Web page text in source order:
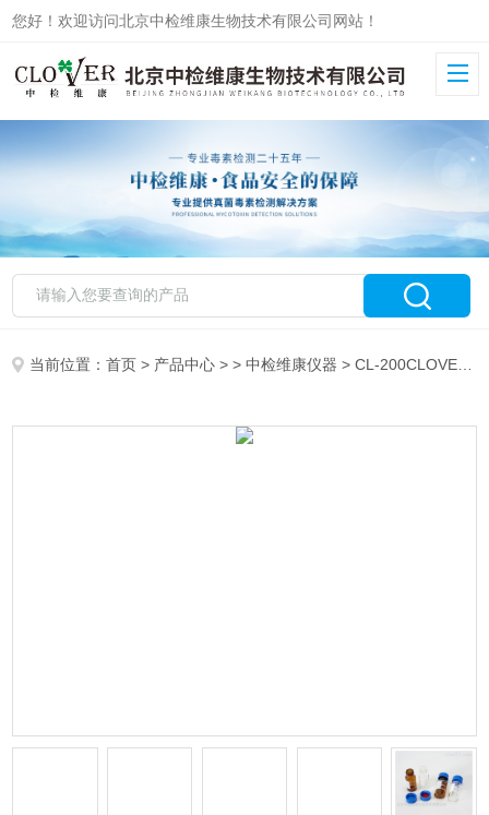
您好！欢迎访问北京中检维康生物技术有限公司网站！
当前位置：首页 > 产品中心 > >中检维康仪器 > CL-200CLOVER高速涡旋提取仪/混匀仪中检维康仪器